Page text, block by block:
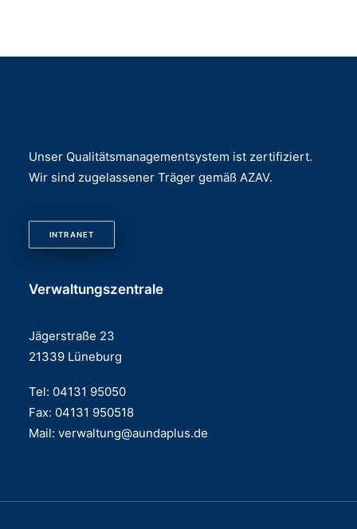
Unser Qualitätsmanagementsystem ist zertifiziert.
Wir sind zugelassener Träger gemäß AZAV.
INTRANET
Verwaltungszentrale
Jägerstraße 23
21339 Lüneburg
Tel: 04131 95050
Fax: 04131 950518
Mail: verwaltung@aundaplus.de